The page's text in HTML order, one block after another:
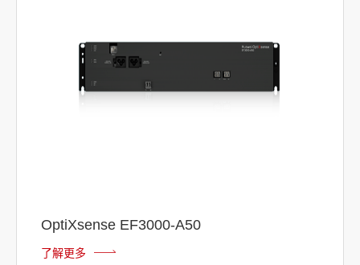
OptiXsense EF3000-A50
了解更多